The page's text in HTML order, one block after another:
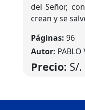
del Señor,
crean y se
Páginas: 96
Autor: PABLO
Precio: S/.